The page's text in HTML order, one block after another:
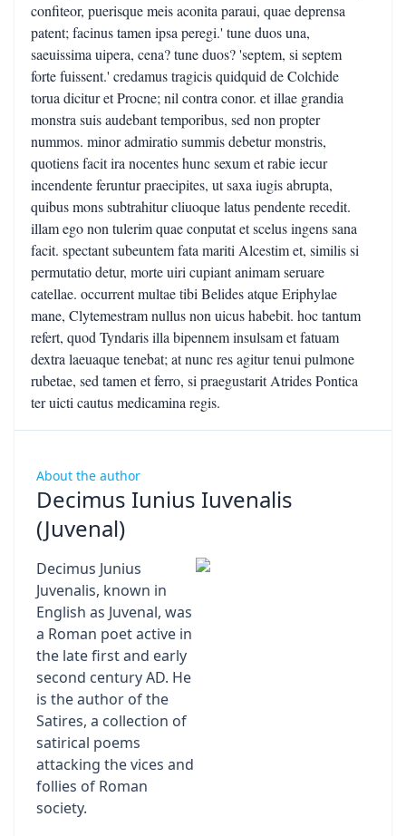
About the author
Decimus Iunius Iuvenalis
(Juvenal)
Decimus Junius
Juvenalis, known in
English as Juvenal, was
a Roman poet active in
the late first and early
second century AD. He
is the author of the
Satires, a collection of
satirical poems
attacking the vices and
follies of Roman
society.